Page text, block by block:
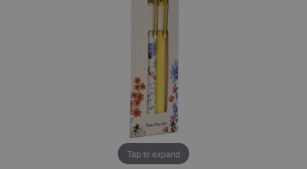
Tap to expand